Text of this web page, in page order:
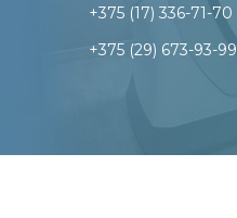
+375 (17) 336-71-70
+375 (29) 673-93-99